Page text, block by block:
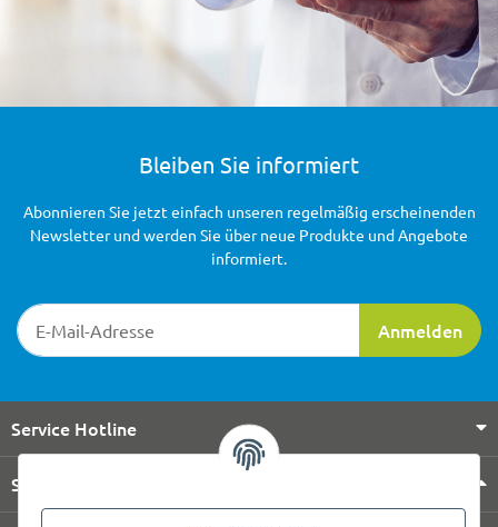
Bleiben Sie informiert
Newsletter-Registrierung
Anmelden
Abonnieren Sie jetzt einfach unseren regelmäßig erscheinenden
Newsletter und werden Sie über neue Produkte und Angebote
informiert.
Service Hotline
Shop Service